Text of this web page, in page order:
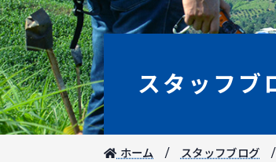
スタッフブ
ホーム スタッフブログ